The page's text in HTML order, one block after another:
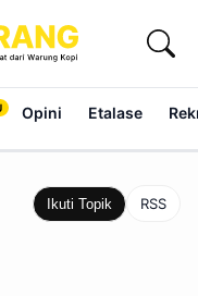
Opini Etalase
Ikuti Topik RSS